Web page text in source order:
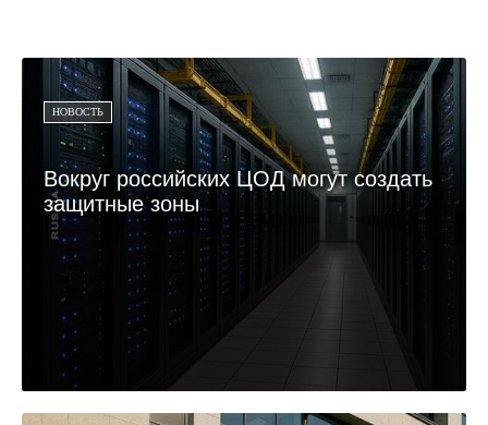
НОВОСТЬ
Вокруг российских ЦОД могут создать
защитные зоны